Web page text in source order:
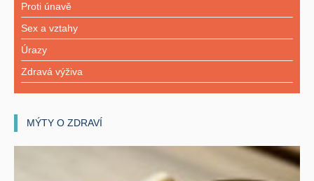
Proti únavě
Sex a vztahy
Úrazy
Zdravá výživa
MÝTY O ZDRAVÍ